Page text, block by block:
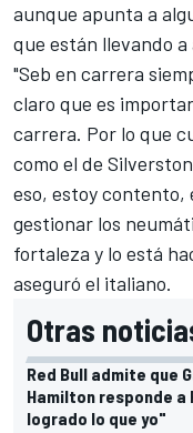
aunque apunta a
que están llevando a
"Seb en carrera
claro que es
carrera. Por lo que
como el de
eso, estoy contento,
gestionar los
fortaleza y lo está
aseguró el italiano.
Otras
Red Bull admite que
Hamilton responde a
logrado lo que yo"